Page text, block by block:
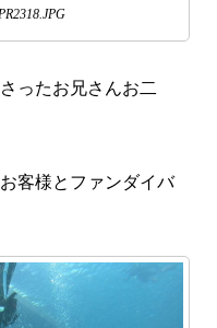
ったお兄さんお二
客様とファンダイバ